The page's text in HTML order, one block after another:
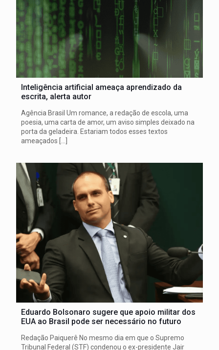
Inteligência artificial ameaça aprendizado da
escrita, alerta autor
Agência Brasil Um romance, a redação de escola, uma
poesia, uma carta de amor, um aviso simples deixado na
porta da geladeira. Estariam todos esses textos
ameaçados
Eduardo Bolsonaro sugere que apoio militar dos
EUA ao Brasil pode ser necessário no futuro
Redação Paiquerê No mesmo dia em que o Supremo
Tribunal Federal (STF) condenou o ex-presidente Jair